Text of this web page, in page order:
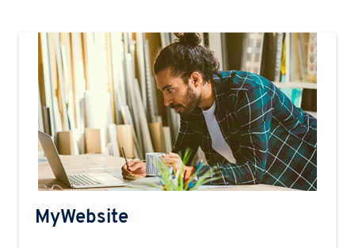
MyWebsite